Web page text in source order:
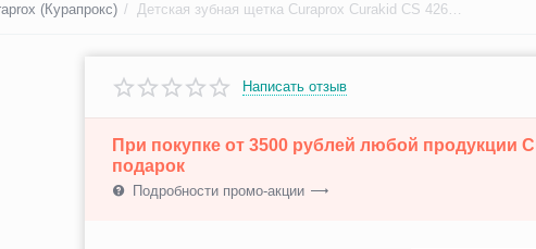
(Курапрокс) / Детская зубная щетка Curaprox Curakid CS 4260 с гуммированной ручкой
Написать отзыв
При покупке от 3500 рублей любой продукции
подарок
Подробности промо-акции